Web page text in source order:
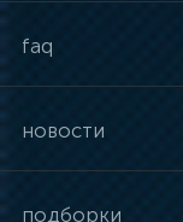
faq
новости
подборки